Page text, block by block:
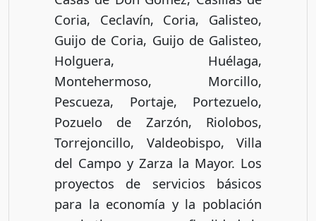
Coria, Ceclavín, Coria, Galisteo,
Guijo de Coria, Guijo de Galisteo,
Holguera, Huélaga,
Montehermoso, Morcillo,
Pescueza, Portaje, Portezuelo,
Pozuelo de Zarzón, Riolobos,
Torrejoncillo, Valdeobispo, Villa
del Campo y Zarza la Mayor. Los
proyectos de servicios básicos
para la economía y la población